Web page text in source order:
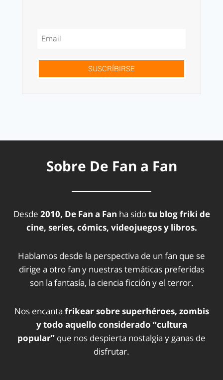
SUSCRÍBIRSE
Sobre De Fan a Fan
Desde 2010, De Fan a Fan ha sidotu blog friki de
cine, series, cómics, videojuegos y libros.
Hablamos desde la perspectiva de un fan que se
dirige a otro fan y nuestras temáticas preferidas
son la fantasía, la ciencia ficción y el terror.
Nos encanta frikear sobre superhéroes, zombis
y todo aquello considerado “cultura
popular” que nos despierta nostalgia y ganas de
disfrutar.